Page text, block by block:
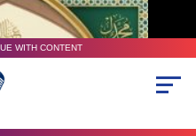
WITH CONTENT